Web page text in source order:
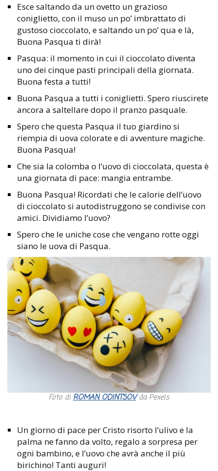
Esce saltando da un ovetto un grazioso
coniglietto, con il muso un po’ imbrattato di
gustoso cioccolato, e saltando un po’ qua e là,
Buona Pasqua ti dirà!
Pasqua: il momento in cui il cioccolato diventa
uno dei cinque pasti principali della giornata.
Buona festa a tutti!
Buona Pasqua a tutti i coniglietti. Spero riuscirete
ancora a saltellare dopo il pranzo pasquale.
Spero che questa Pasqua il tuo giardino si
riempia di uova colorate e di avventure magiche.
Buona Pasqua!
Che sia la colomba o l’uovo di cioccolata, questa è
una giornata di pace: mangia entrambe.
Buona Pasqua! Ricordati che le calorie dell’uovo
di cioccolato si autodistruggono se condivise con
amici. Dividiamo l’uovo?
Spero che le uniche cose che vengano rotte oggi
siano le uova di Pasqua.
Foto di ROMAN ODINTSOVda Pexels
Un giorno di pace per Cristo risorto l’ulivo e la
palma ne fanno da volto, regalo a sorpresa per
ogni bambino, e l’uovo che avrà anche il più
birichino! Tanti auguri!